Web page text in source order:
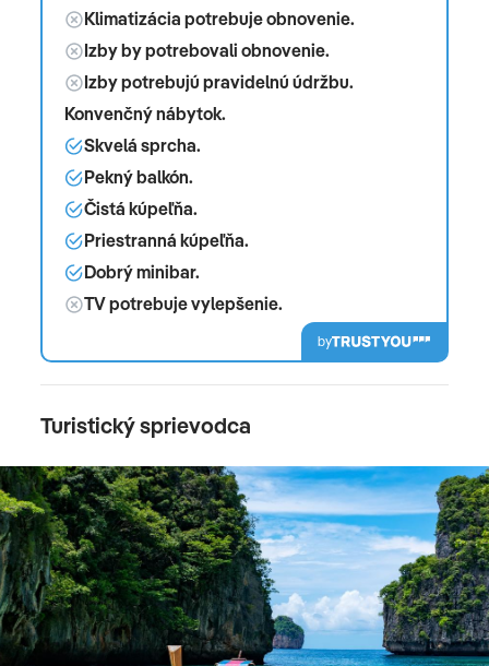
Klimatizácia potrebuje obnovenie.
Izby by potrebovali obnovenie.
Izby potrebujú pravidelnú údržbu.
Konvenčný nábytok.
Skvelá sprcha.
Pekný balkón.
Čistá kúpeľňa.
Priestranná kúpeľňa.
Dobrý minibar.
TV potrebuje vylepšenie.
by
Turistický sprievodca